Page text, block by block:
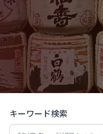
キーワード検索